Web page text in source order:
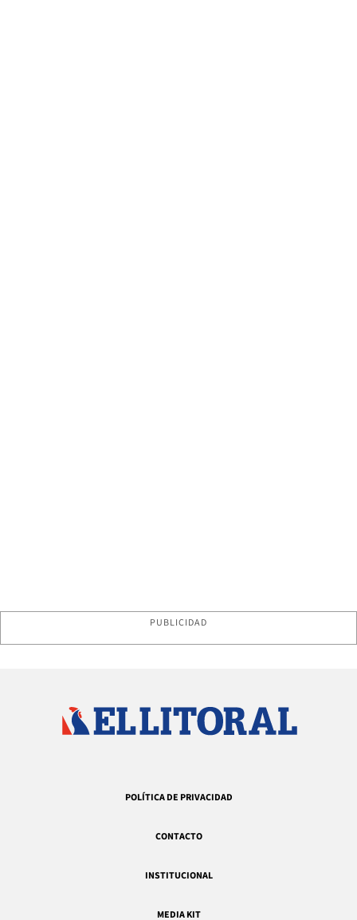
PUBLICIDAD
POLÍTICA DE PRIVACIDAD
CONTACTO
INSTITUCIONAL
MEDIA KIT